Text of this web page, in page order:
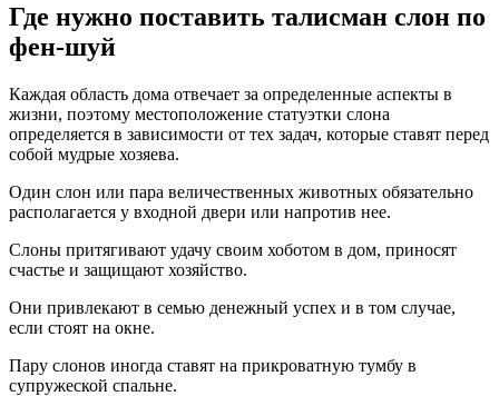
Где нужно поставить талисман слон по
фен-шуй
Каждая область дома отвечает за определенные аспекты в
жизни, поэтому местоположение статуэтки слона
определяется в зависимости от тех задач, которые ставят перед
собой мудрые хозяева.
Один слон или пара величественных животных обязательно
располагается у входной двери или напротив нее.
Слоны притягивают удачу своим хоботом в дом, приносят
счастье и защищают хозяйство.
Они привлекают в семью денежный успех и в том случае,
если стоят на окне.
Пару слонов иногда ставят на прикроватную тумбу в
супружеской спальне.